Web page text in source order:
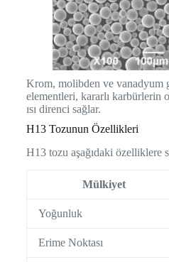
Krom, molibden ve vanadyum
elementleri, kararlı karbürlerin
ısı direnci sağlar.
H13 Tozunun Özellikleri
H13 tozu aşağıdaki özelliklere
Mülkiyet
Yoğunluk
Erime Noktası